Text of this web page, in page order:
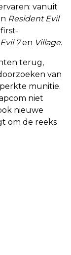
vanuit
Resident Evil
7en Village.
terug,
van
munitie.
niet
nieuwe
om de reeks